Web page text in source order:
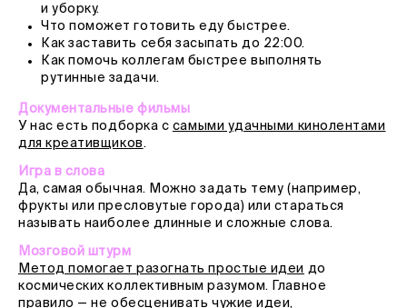
и уборку.
Что поможет готовить еду быстрее.
Как заставить себя засыпать до 22:00.
Как помочь коллегам быстрее выполнять
рутинные задачи.
Документальные фильмы
У нас есть подборка с самыми удачными кинолентами
для креативщиков.
Игра в слова
Да, самая обычная. Можно задать тему (например,
фрукты или пресловутые города) или стараться
называть наиболее длинные и сложные слова.
Мозговой штурм
Метод помогает разогнать простые идеи до
космических коллективным разумом. Главное
правило — не обесценивать чужие идеи,